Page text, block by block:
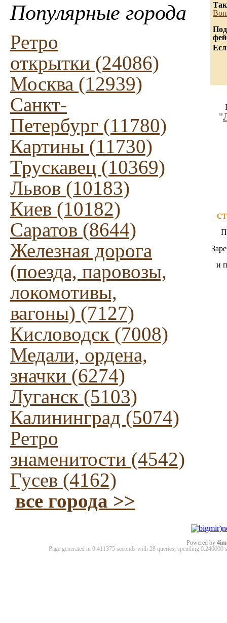
Популярные города
Ретро
открытки (24086)
Москва (12939)
Санкт-
Петербург (11780)
Картины (11730)
Трускавец (10369)
Львов (10183)
Киев (10182)
Саратов (8644)
Железная дорога
(поезда, паровозы,
локомотивы,
вагоны) (7127)
Кисловодск (7008)
Медали, ордена,
значки (6274)
Луганск (5103)
Калининград (5074)
Ретро
знаменитости (4542)
Гусев (4162)
все города >>
"
и
Powered by
Page generated in 0.411375 seconds with 28 queries, spending